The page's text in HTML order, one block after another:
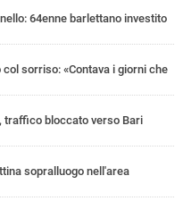
64enne barlettano investito
sorriso: «Contava i giorni che
traffico bloccato verso Bari
sopralluogo nell'area